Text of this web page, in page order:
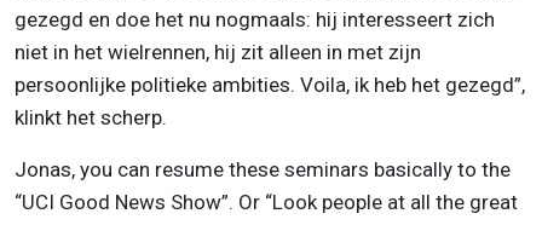
gezegd en doe het nu nogmaals: hij interesseert zich
niet in het wielrennen, hij zit alleen in met zijn
persoonlijke politieke ambities. Voila, ik heb het gezegd”,
klinkt het scherp.
Jonas, you can resume these seminars basically to the
“UCI Good News Show”. Or “Look people at all the great